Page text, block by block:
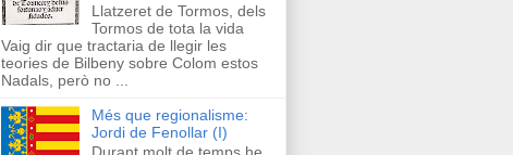
Llatzeret de Tormos, dels
Tormos de tota la vida
Vaig dir que tractaria de llegir les
teories de Bilbeny sobre Colom estos
Nadals, però no ...
Més que regionalisme:
Jordi de Fenollar (I)